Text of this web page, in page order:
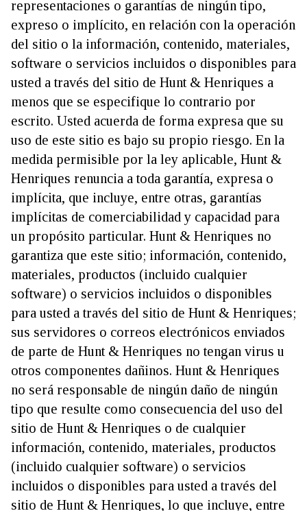
representaciones o garantías de ningún tipo,
expreso o implícito, en relación con la operación
del sitio o la información, contenido, materiales,
software o servicios incluidos o disponibles para
usted a través del sitio de Hunt & Henriques a
menos que se especifique lo contrario por
escrito. Usted acuerda de forma expresa que su
uso de este sitio es bajo su propio riesgo. En la
medida permisible por la ley aplicable, Hunt &
Henriques renuncia a toda garantía, expresa o
implícita, que incluye, entre otras, garantías
implícitas de comerciabilidad y capacidad para
un propósito particular. Hunt & Henriques no
garantiza que este sitio; información, contenido,
materiales, productos (incluido cualquier
software) o servicios incluidos o disponibles
para usted a través del sitio de Hunt & Henriques;
sus servidores o correos electrónicos enviados
de parte de Hunt & Henriques no tengan virus u
otros componentes dañinos. Hunt & Henriques
no será responsable de ningún daño de ningún
tipo que resulte como consecuencia del uso del
sitio de Hunt & Henriques o de cualquier
información, contenido, materiales, productos
(incluido cualquier software) o servicios
incluidos o disponibles para usted a través del
sitio de Hunt & Henriques, lo que incluye, entre